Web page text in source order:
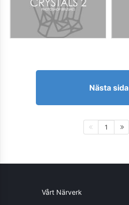
Nästa sida
1
Vårt Närverk